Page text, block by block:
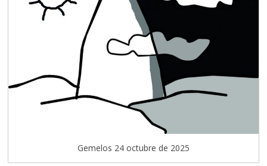
Gemelos 24 octubre de 2025